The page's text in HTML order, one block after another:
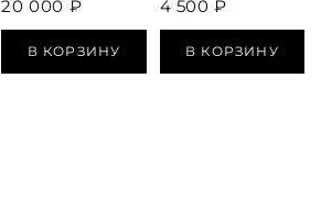
20 000 ₽
В КОРЗИНУ
4 500 ₽
В КОРЗИНУ